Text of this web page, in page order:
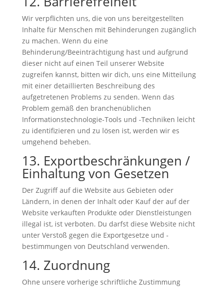
Wir verpflichten uns, die von uns bereitgestellten
Inhalte für Menschen mit Behinderungen zugänglich
zu machen. Wenn du eine
Behinderung/Beeinträchtigung hast und aufgrund
dieser nicht auf einen Teil unserer Website
zugreifen kannst, bitten wir dich, uns eine Mitteilung
mit einer detaillierten Beschreibung des
aufgetretenen Problems zu senden. Wenn das
Problem gemäß den branchenüblichen
Informationstechnologie-Tools und -Techniken leicht
zu identifizieren und zu lösen ist, werden wir es
umgehend beheben.
13. Exportbeschränkungen /
Einhaltung von Gesetzen
Der Zugriff auf die Website aus Gebieten oder
Ländern, in denen der Inhalt oder Kauf der auf der
Website verkauften Produkte oder Dienstleistungen
illegal ist, ist verboten. Du darfst diese Website nicht
unter Verstoß gegen die Exportgesetze und -
bestimmungen von Deutschland verwenden.
14. Zuordnung
Ohne unsere vorherige schriftliche Zustimmung